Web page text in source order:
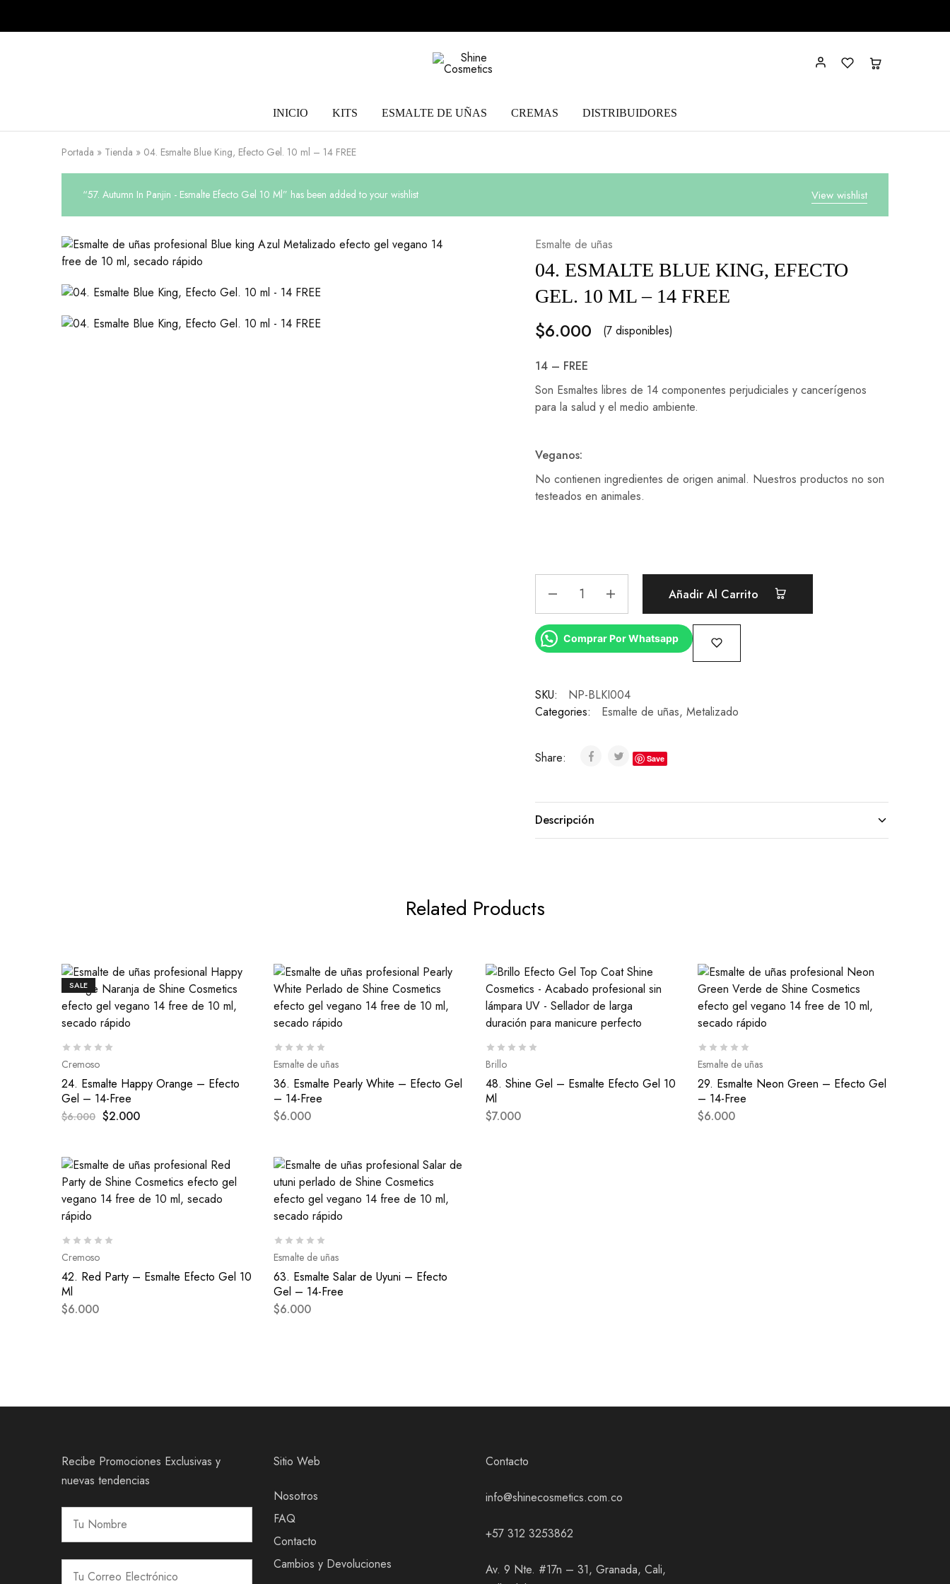
Shine
You
INICIO KITS ESMALTE DE UÑAS CREMAS DISTRIBUIDORES
Portada » Tienda » 04. Esmalte Blue King, Efecto Gel. 10 ml – 14 FREE
View wishlist
“57. Autumn In Panjin - Esmalte Efecto Gel 10 Ml” has been added to your wishlist
Esmalte de uñas
04. ESMALTE BLUE KING, EFECTO
GEL. 10 ML – 14 FREE
$6.000 (7 disponibles)
14 – FREE
Son Esmaltes libres de 14 componentes perjudiciales y cancerígenos
para la salud y el medio ambiente.
Veganos:
No contienen ingredientes de origen animal. Nuestros productos no son
testeados en animales.
Añadir Al Carrito
Comprar Por Whatsapp
SKU:
NP-BLKI004
Categories:
Esmalte de uñas, Metalizado
Share: Save
Descripción
Related Products
SALE
Cremoso
24. Esmalte Happy Orange – Efecto
Gel – 14-Free
$6.000 $2.000
Esmalte de uñas
36. Esmalte Pearly White – Efecto Gel
– 14-Free
$6.000
Brillo
48. Shine Gel – Esmalte Efecto Gel 10
Ml
$7.000
Esmalte de uñas
29. Esmalte Neon Green – Efecto Gel
– 14-Free
$6.000
Cremoso
42. Red Party – Esmalte Efecto Gel 10
Ml
$6.000
Esmalte de uñas
63. Esmalte Salar de Uyuni – Efecto
Gel – 14-Free
$6.000
Recibe Promociones Exclusivas y
nuevas tendencias
Sitio Web
Nosotros
FAQ
Contacto
Cambios y Devoluciones
Contacto
info@shinecosmetics.com.co
+57 312 3253862
Av. 9 Nte. #17n – 31, Granada, Cali,